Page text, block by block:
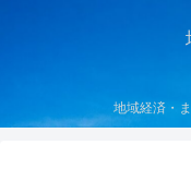
地域経済・